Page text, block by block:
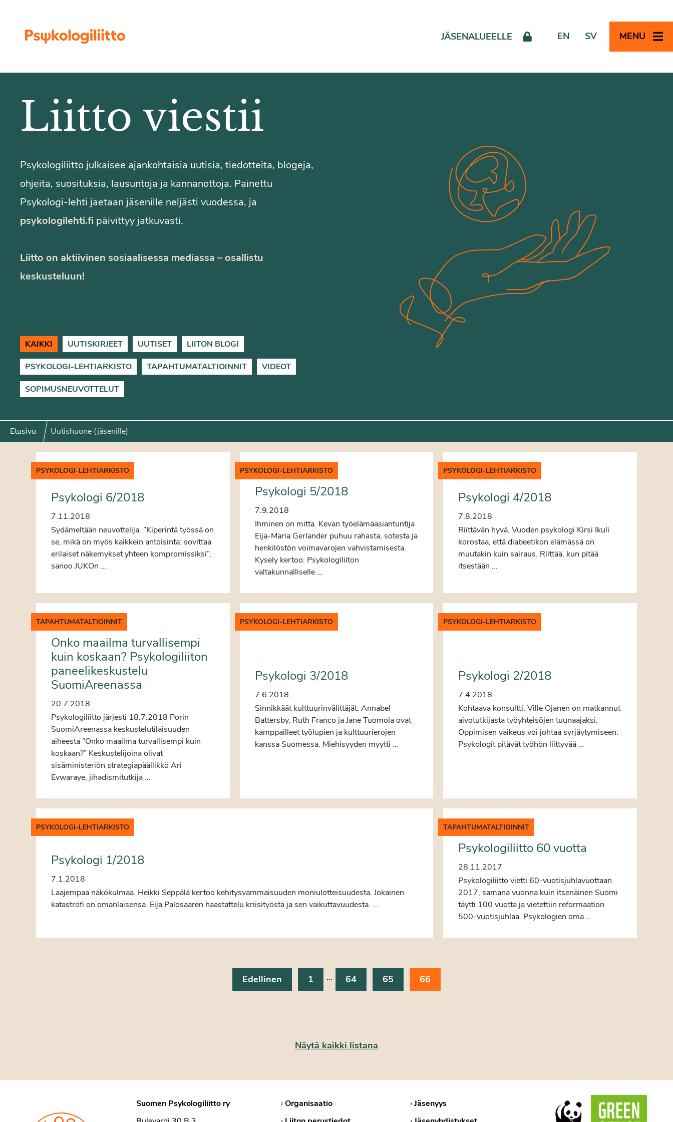
JÄSENALUEELLE EN SV MENU
Liitto viestii
Psykologiliitto julkaisee ajankohtaisia uutisia, tiedotteita, blogeja,
ohjeita, suosituksia, lausuntoja ja kannanottoja. Painettu
Psykologi-lehti jaetaan jäsenille neljästi vuodessa, ja
psykologilehti.fi päivittyy jatkuvasti.
Liitto on aktiivinen sosiaalisessa mediassa – osallistu
keskusteluun!
KAIKKI UUTISKIRJEET UUTISET LIITON BLOGI
PSYKOLOGI-LEHTIARKISTO TAPAHTUMATALTIOINNIT VIDEOT
SOPIMUSNEUVOTTELUT
Etusivu Uutishuone (jäsenille)
PSYKOLOGI-LEHTIARKISTO
Psykologi 6/2018
7.11.2018
Sydämeltään neuvottelija. ”Kiperintä työssä on
se, mikä on myös kaikkein antoisinta: sovittaa
erilaiset näkemykset yhteen kompromissiksi”,
sanoo JUKOn …
PSYKOLOGI-LEHTIARKISTO
Psykologi 5/2018
7.9.2018
Ihminen on mitta. Kevan työelämäasiantuntija
Eija-Maria Gerlander puhuu rahasta, sotesta ja
henkilöstön voimavarojen vahvistamisesta.
Kysely kertoo: Psykologiliiton
valtakunnalliselle …
PSYKOLOGI-LEHTIARKISTO
Psykologi 4/2018
7.8.2018
Riittävän hyvä. Vuoden psykologi Kirsi Ikuli
korostaa, että diabeetikon elämässä on
muutakin kuin sairaus. Riittää, kun pitää
itsestään …
TAPAHTUMATALTIOINNIT
Onko maailma turvallisempi
kuin koskaan? Psykologiliiton
paneelikeskustelu
SuomiAreenassa
20.7.2018
Psykologiliitto järjesti 18.7.2018 Porin
SuomiAreenassa keskustelutilaisuuden
aiheesta ”Onko maailma turvallisempi kuin
koskaan?” Keskustelijoina olivat
sisäministeriön strategiapäällikkö Ari
Evwaraye, jihadismitutkija …
PSYKOLOGI-LEHTIARKISTO
Psykologi 3/2018
7.6.2018
Sinnikkäät kulttuurinvälittäjät. Annabel
Battersby, Ruth Franco ja Jane Tuomola ovat
kamppailleet työlupien ja kulttuurierojen
kanssa Suomessa. Miehisyyden myytti …
PSYKOLOGI-LEHTIARKISTO
Psykologi 2/2018
7.4.2018
Kohtaava konsultti. Ville Ojanen on matkannut
aivotutkijasta työyhteisöjen tuunaajaksi.
Oppimisen vaikeus voi johtaa syrjäytymiseen.
Psykologit pitävät työhön liittyvää …
PSYKOLOGI-LEHTIARKISTO
Psykologi 1/2018
7.1.2018
Laajempaa näkökulmaa. Heikki Seppälä kertoo kehitysvammaisuuden moniulotteisuudesta. Jokainen
katastrofi on omanlaisensa. Eija Palosaaren haastattelu kriisityöstä ja sen vaikuttavuudesta. …
TAPAHTUMATALTIOINNIT
Psykologiliitto 60 vuotta
28.11.2017
Psykologiliitto vietti 60-vuotisjuhlavuottaan
2017, samana vuonna kuin itsenäinen Suomi
täytti 100 vuotta ja vietettiin reformaation
500-vuotisjuhlaa. Psykologien oma …
Edellinen 1 … 64 65 66
Näytä kaikki listana
Suomen Psykologiliitto ry
›Organisaatio
›Jäsenyys